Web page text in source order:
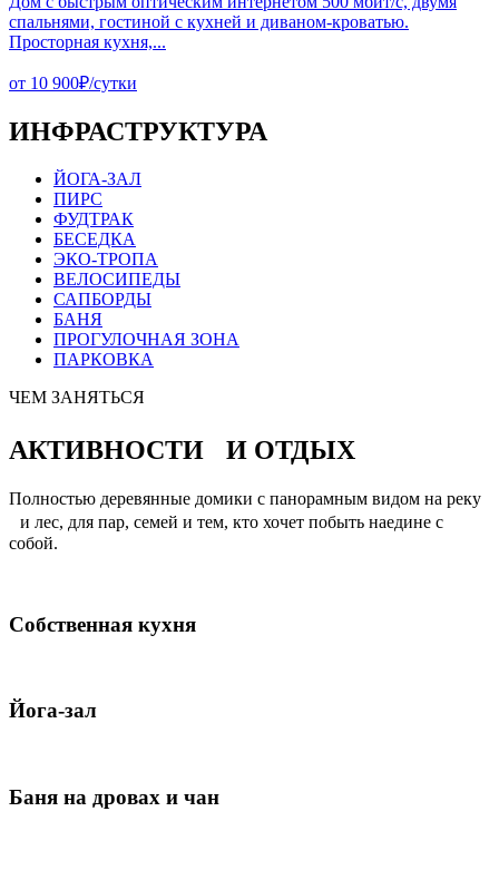
спальнями, гостиной с кухней и диваном-кроватью.
Просторная кухня,...
от 10 900₽/сутки
ИНФРАСТРУКТУРА
ЙОГА-ЗАЛ
ПИРС
ФУДТРАК
БЕСЕДКА
ЭКО-ТРОПА
ВЕЛОСИПЕДЫ
САПБОРДЫ
БАНЯ
ПРОГУЛОЧНАЯ ЗОНА
ПАРКОВКА
ЧЕМ ЗАНЯТЬСЯ
АКТИВНОСТИ И ОТДЫХ
Полностью деревянные домики с панорамным видом на реку
и лес, для пар, семей и тем, кто хочет побыть наедине с
собой.
Собственная кухня
Йога-зал
Баня на дровах и чан